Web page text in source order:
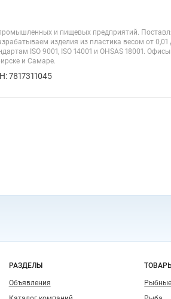
и пищевых предприятий.
изделия из пластика весом от
ISO 9001, ISO 14001 и OHSAS 18001.
и Самаре.
7817311045
РАЗДЕЛЫ
Объявления